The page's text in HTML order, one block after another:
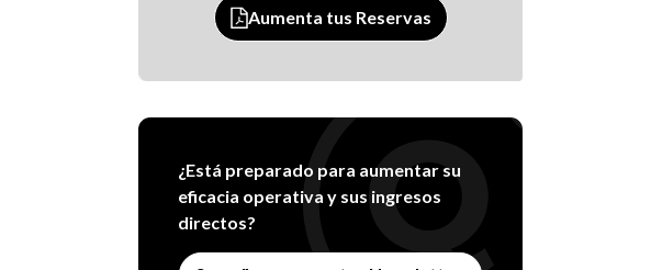
Aumenta tus Reservas
¿Está preparado para aumentar su
eficacia operativa y sus ingresos
directos?